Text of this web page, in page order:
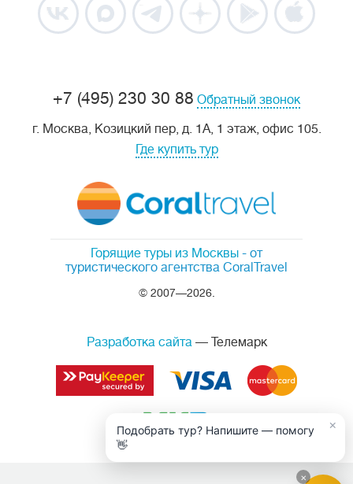
Горящие туры из Москвы - от
туристического агентства CoralTravel
© 2007—2026.
+7 (495) 230 30 88 Обратный звонок
г. Москва, Козицкий пер, д. 1А, 1 этаж, офис 105.
Где купить тур
Разработка сайта— Телемарк
×
Подобрать тур? Напишите — помогу
👋
×